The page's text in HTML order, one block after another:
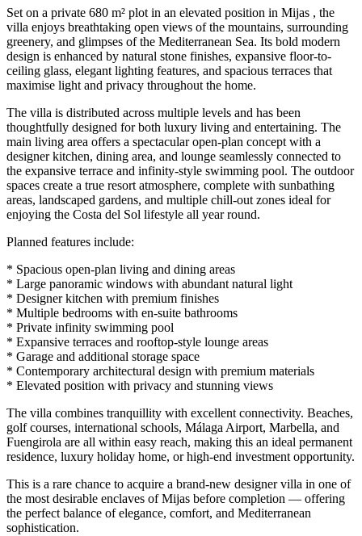
Set on a private 680 m² plot in an elevated position in Mijas , the
villa enjoys breathtaking open views of the mountains, surrounding
greenery, and glimpses of the Mediterranean Sea. Its bold modern
design is enhanced by natural stone finishes, expansive floor-to-
ceiling glass, elegant lighting features, and spacious terraces that
maximise light and privacy throughout the home.
The villa is distributed across multiple levels and has been
thoughtfully designed for both luxury living and entertaining. The
main living area offers a spectacular open-plan concept with a
designer kitchen, dining area, and lounge seamlessly connected to
the expansive terrace and infinity-style swimming pool. The outdoor
spaces create a true resort atmosphere, complete with sunbathing
areas, landscaped gardens, and multiple chill-out zones ideal for
enjoying the Costa del Sol lifestyle all year round.
Planned features include:
* Spacious open-plan living and dining areas
* Large panoramic windows with abundant natural light
* Designer kitchen with premium finishes
* Multiple bedrooms with en-suite bathrooms
* Private infinity swimming pool
* Expansive terraces and rooftop-style lounge areas
* Garage and additional storage space
* Contemporary architectural design with premium materials
* Elevated position with privacy and stunning views
The villa combines tranquillity with excellent connectivity. Beaches,
golf courses, international schools, Málaga Airport, Marbella, and
Fuengirola are all within easy reach, making this an ideal permanent
residence, luxury holiday home, or high-end investment opportunity.
This is a rare chance to acquire a brand-new designer ‌villa ‌in ‌one ‌of
‌the most ‌desirable ‌enclaves of ‌Mijas before ‌completion — offering
‌the ‌perfect ‌balance of elegance, ‌comfort, ‌and Mediterranean
sophistication.